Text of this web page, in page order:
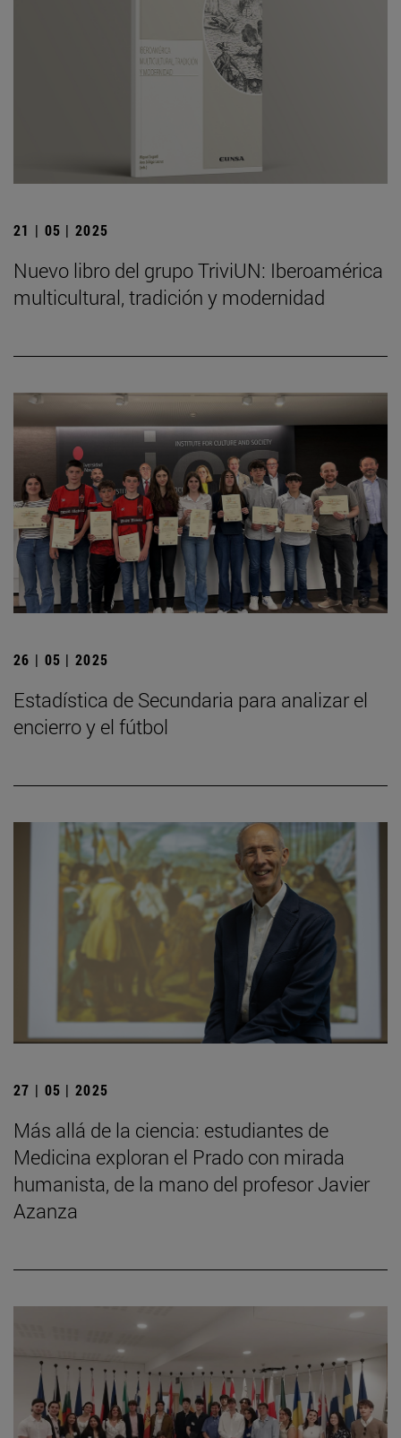
21 | 05 | 2025
Nuevo libro del grupo TriviUN: Iberoamérica
multicultural, tradición y modernidad
26 | 05 | 2025
Estadística de Secundaria para analizar el
encierro y el fútbol
27 | 05 | 2025
Más allá de la ciencia: estudiantes de
Medicina exploran el Prado con mirada
humanista, de la mano del profesor Javier
Azanza